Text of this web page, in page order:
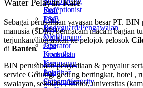
Staff
F&B
Jasa
Outsourcing
Operator
Produksi
Jasa
Pelatihan
Satpam/Security
Receptionist
Jasa
Bodyguard/Pengawalan
VVIP
Jasa
Konsultan
Keamanan
Jasa
Outsourcing
Waiter Pelayan Kafe
Sebagai perusahaan yayasan besar PT.
manusia (SDM) bermacam macam bagian
terjunkan/ditugaskan ke pelojok pelosok
di Banten.
BIN perusahaan penyediaan & penyalur
service Gedung, gedung bertingkat, hotel ,
swalayan, sekolah, , kantor, universitas